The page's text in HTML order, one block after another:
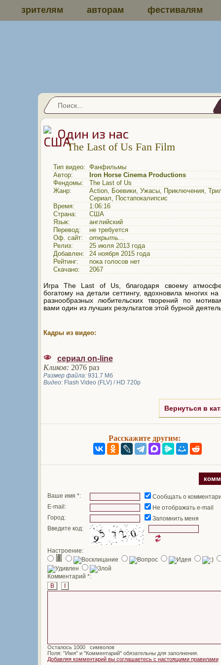
зрителям авторам фестивалям
Один из нас
The Last of Us Fan Film
Тип видео: Фанфильмы
Автор:
Iron Horse Cinema Productions
Фендомы:
The Last of Us
Жанр:
Action, Боевики, Ужасы, Приключения,
Сериал, Постапокалипсис
Время:
1:06:16
Страна:
США
Язык:
английский
Перевод:
не требуется
Оф. сайт:
открыть...
Релиз:
25 июля 2013 года
Добавлен:
24 ноября 2015 года
Рейтинг:
пока голосов нет
Скачано:
2067
Игра The Last of Us, благодаря своему
богатому на детали сеттингу, вдохновила многих на
разнообразных любительских творений по
вами один из лучших результатов этой бурной
Кадры из видео:
сериал on-line
Кликов: 2076 раз
Размер файла:931.7 Мб
Видео:Flash Video (FLV) / HD 720p
Вернуться в
Расскажите другим:
Ваше имя *:
Сообщать о
E-mail:
Не отображать e-mail
Город:
Запомнить меня
Введите код:
Настроение:
Комментарий *:
B
I
Осталось
символов
Поля: "Имя" и "Комментарий" обязательны для заполнения.
Добавляя комментарий вы соглашаетесь с настоящими правилами